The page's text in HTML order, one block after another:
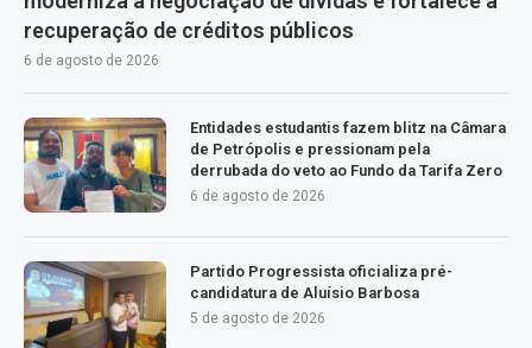
recuperação de créditos públicos
6 de agosto de 2026
Entidades estudantis fazem blitz na Câmara
de Petrópolis e pressionam pela
derrubada do veto ao Fundo da Tarifa Zero
6 de agosto de 2026
Partido Progressista oficializa pré-
candidatura de Aluísio Barbosa
5 de agosto de 2026